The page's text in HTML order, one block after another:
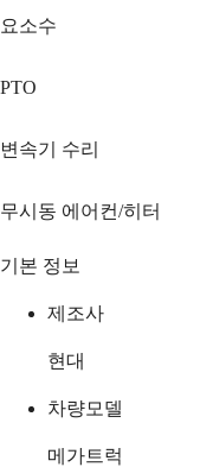
요소수
PTO
변속기 수리
무시동 에어컨/히터
기본 정보
제조사
현대
차량모델
메가트럭